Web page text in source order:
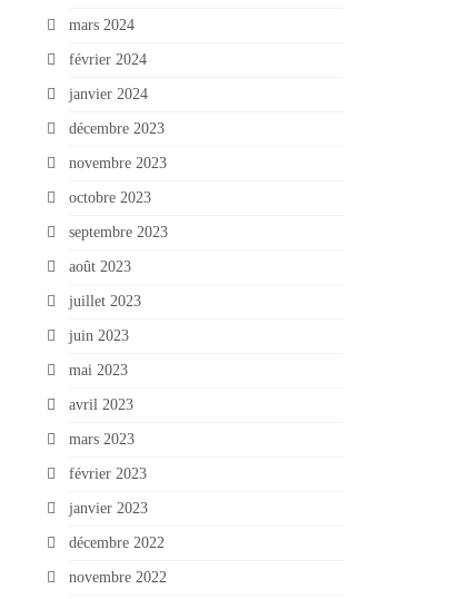
mars 2024
février 2024
janvier 2024
décembre 2023
novembre 2023
octobre 2023
septembre 2023
août 2023
juillet 2023
juin 2023
mai 2023
avril 2023
mars 2023
février 2023
janvier 2023
décembre 2022
novembre 2022